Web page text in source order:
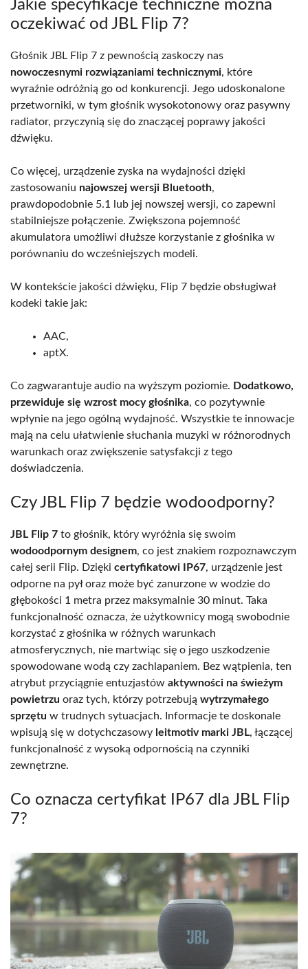
Jakie specyfikacje techniczne można
oczekiwać od JBL Flip 7?
Głośnik JBL Flip 7 z pewnością zaskoczy nas
nowoczesnymi rozwiązaniami technicznymi, które
wyraźnie odróżnią go od konkurencji. Jego udoskonalone
przetworniki, w tym głośnik wysokotonowy oraz pasywny
radiator, przyczynią się do znaczącej poprawy jakości
dźwięku.
Co więcej, urządzenie zyska na wydajności dzięki
zastosowaniu najowszej wersji Bluetooth,
prawdopodobnie 5.1 lub jej nowszej wersji, co zapewni
stabilniejsze połączenie. Zwiększona pojemność
akumulatora umożliwi dłuższe korzystanie z głośnika w
porównaniu do wcześniejszych modeli.
W kontekście jakości dźwięku, Flip 7 będzie obsługiwał
kodeki takie jak:
AAC,
aptX.
Co zagwarantuje audio na wyższym poziomie. Dodatkowo,
przewiduje się wzrost mocy głośnika, co pozytywnie
wpłynie na jego ogólną wydajność. Wszystkie te innowacje
mają na celu ułatwienie słuchania muzyki w różnorodnych
warunkach oraz zwiększenie satysfakcji z tego
doświadczenia.
Czy JBL Flip 7 będzie wodoodporny?
JBL Flip 7 to głośnik, który wyróżnia się swoim
wodoodpornym designem, co jest znakiem rozpoznawczym
całej serii Flip. Dzięki certyfikatowi IP67, urządzenie jest
odporne na pył oraz może być zanurzone w wodzie do
głębokości 1 metra przez maksymalnie 30 minut. Taka
funkcjonalność oznacza, że użytkownicy mogą swobodnie
korzystać z głośnika w różnych warunkach
atmosferycznych, nie martwiąc się o jego uszkodzenie
spowodowane wodą czy zachlapaniem. Bez wątpienia, ten
atrybut przyciągnie entuzjastów aktywności na świeżym
powietrzu oraz tych, którzy potrzebują wytrzymałego
sprzętu w trudnych sytuacjach. Informacje te doskonale
wpisują się w dotychczasowy leitmotiv marki JBL, łączącej
funkcjonalność z wysoką odpornością na czynniki
zewnętrzne.
Co oznacza certyfikat IP67 dla JBL Flip
7?